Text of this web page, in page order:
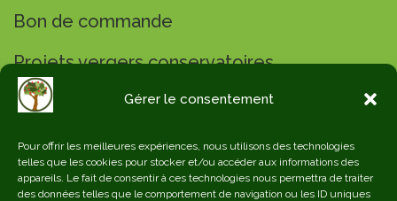
Gérer le consentement
Pour offrir les meilleures expériences, nous utilisons des technologies
telles que les cookies pour stocker et/ou accéder aux informations des
appareils. Le fait de consentir à ces technologies nous permettra de traiter
des données telles que le comportement de navigation ou les ID uniques
Bon de commande
Projets vergers conservatoires
Données légales